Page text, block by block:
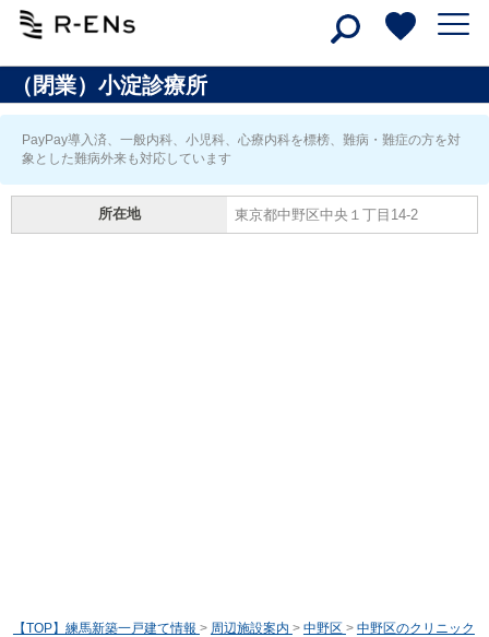
（閉業）小淀診療所
PayPay導入済、一般内科、小児科、心療内科を標榜、難病・難症の方を対
象とした難病外来も対応しています
所在地 東京都中野区中央１丁目14-2
【TOP】練馬新築一戸建て情報 > 周辺施設案内 > 中野区 > 中野区のクリニック